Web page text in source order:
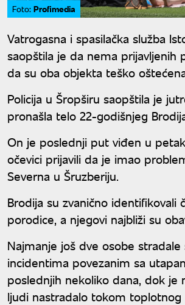
Foto: Profimedia
Vatrogasna i spasilačka služba
saopštila je da nema prijavljenih
da su oba objekta teško
Policija u Šropširu saopštila je
pronašla telo 22-godišnjeg
On je poslednji put viđen u
očevici prijavili da je imao
Severna u Šruzberiju.
Brodija su zvanično identifikovali
porodice, a njegovi najbliži su
Najmanje još dve osobe stradale
incidentima povezanim sa
poslednjih nekoliko dana, dok je
ljudi nastradalo tokom toplotnog